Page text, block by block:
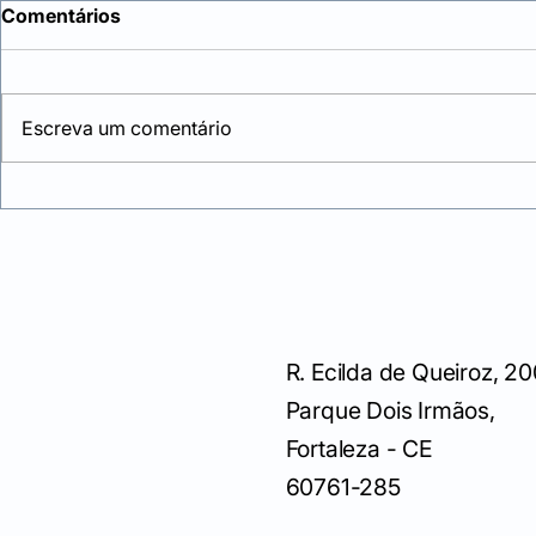
Comentários
Escreva um comentário
R. Ecilda de Queiroz,
Parque Dois Irmãos,
Fortaleza - CE
60761-285